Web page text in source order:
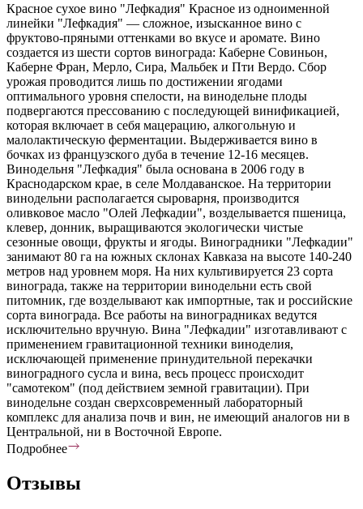
Красное сухое вино "Лефкадия" Красное из одноименной
линейки "Лефкадия" — сложное, изысканное вино с
фруктово-пряными оттенками во вкусе и аромате. Вино
создается из шести сортов винограда: Каберне Совиньон,
Каберне Фран, Мерло, Сира, Мальбек и Пти Вердо. Сбор
урожая проводится лишь по достижении ягодами
оптимального уровня спелости, на винодельне плоды
подвергаются прессованию с последующей винификацией,
которая включает в себя мацерацию, алкогольную и
малолактическую ферментации. Выдерживается вино в
бочках из французского дуба в течение 12-16 месяцев.
Винодельня "Лефкадия" была основана в 2006 году в
Краснодарском крае, в селе Молдаванское. На территории
винодельни располагается сыроварня, производится
оливковое масло "Олей Лефкадии", возделывается пшеница,
клевер, донник, выращиваются экологически чистые
сезонные овощи, фрукты и ягоды. Виноградники "Лефкадии"
занимают 80 га на южных склонах Кавказа на высоте 140-240
метров над уровнем моря. На них культивируется 23 сорта
винограда, также на территории винодельни есть свой
питомник, где возделывают как импортные, так и российские
сорта винограда. Все работы на виноградниках ведутся
исключительно вручную. Вина "Лефкадии" изготавливают с
применением гравитационной техники виноделия,
исключающей применение принудительной перекачки
виноградного сусла и вина, весь процесс происходит
"самотеком" (под действием земной гравитации). При
винодельне создан сверхсовременный лабораторный
комплекс для анализа почв и вин, не имеющий аналогов ни в
Центральной, ни в Восточной Европе.
Подробнее
Отзывы